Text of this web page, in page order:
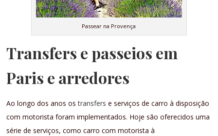
Passear na Provença
Transfers e passeios em
Paris e arredores
Ao longo dos anos ostransfers e serviços de carro à disposição
com motorista foram implementados. Hoje são oferecidos uma
série de serviços, como carro com motorista à